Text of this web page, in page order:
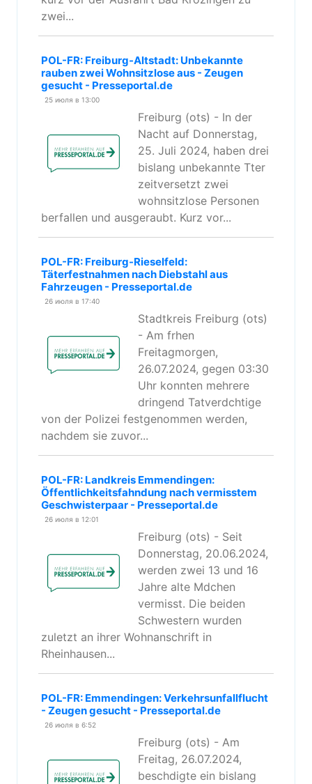
zwei...
POL-FR: Freiburg-Altstadt: Unbekannte
rauben zwei Wohnsitzlose aus - Zeugen
gesucht - Presseportal.de
25 июля в 13:00
Freiburg (ots) - In der
Nacht auf Donnerstag,
25. Juli 2024, haben drei
bislang unbekannte Tter
zeitversetzt zwei
wohnsitzlose Personen
berfallen und ausgeraubt. Kurz vor...
POL-FR: Freiburg-Rieselfeld:
Täterfestnahmen nach Diebstahl aus
Fahrzeugen - Presseportal.de
26 июля в 17:40
Stadtkreis Freiburg (ots)
- Am frhen
Freitagmorgen,
26.07.2024, gegen 03:30
Uhr konnten mehrere
dringend Tatverdchtige
von der Polizei festgenommen werden,
nachdem sie zuvor...
POL-FR: Landkreis Emmendingen:
Öffentlichkeitsfahndung nach vermisstem
Geschwisterpaar - Presseportal.de
26 июля в 12:01
Freiburg (ots) - Seit
Donnerstag, 20.06.2024,
werden zwei 13 und 16
Jahre alte Mdchen
vermisst. Die beiden
Schwestern wurden
zuletzt an ihrer Wohnanschrift in
Rheinhausen...
POL-FR: Emmendingen: Verkehrsunfallflucht
- Zeugen gesucht - Presseportal.de
26 июля в 6:52
Freiburg (ots) - Am
Freitag, 26.07.2024,
beschdigte ein bislang